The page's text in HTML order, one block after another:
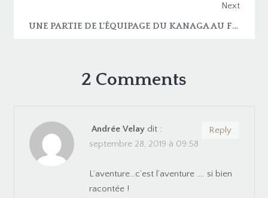
Next
UNE PARTIE DE L’ÉQUIPAGE DU KANAGA AU FESTIVAL DU FILM ET LIVRE DE L’AVENTURE DE LA ROCHELLE POUR UN NOUVEL OUVRAGE !
2 Comments
Andrée Velay dit :
septembre 28, 2019 à 09:58
L’aventure…c’est l’aventure …. si bien
racontée !
Reply